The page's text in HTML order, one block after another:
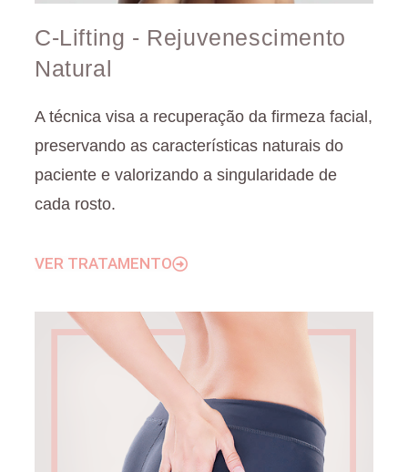
C-Lifting - Rejuvenescimento
Natural
A técnica visa a recuperação da firmeza facial,
preservando as características naturais do
paciente e valorizando a singularidade de
cada rosto.
VER TRATAMENTO